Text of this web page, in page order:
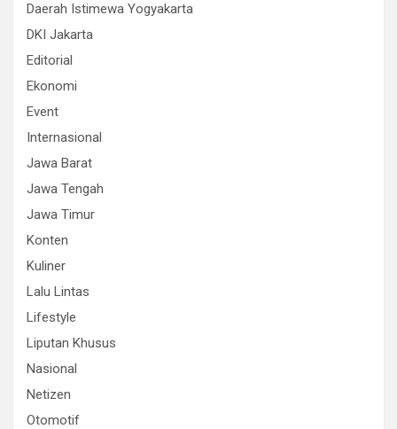
Daerah Istimewa Yogyakarta
DKI Jakarta
Editorial
Ekonomi
Event
Internasional
Jawa Barat
Jawa Tengah
Jawa Timur
Konten
Kuliner
Lalu Lintas
Lifestyle
Liputan Khusus
Nasional
Netizen
Otomotif